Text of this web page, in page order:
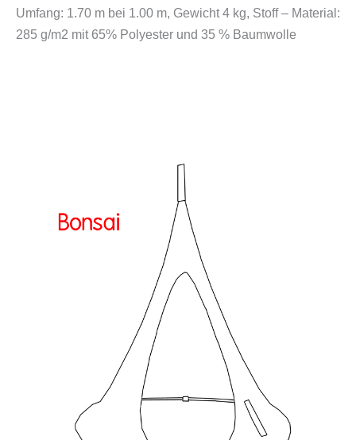
Umfang: 1.70 m bei 1.00 m, Gewicht 4 kg, Stoff – Material:
285 g/m2 mit 65% Polyester und 35 % Baumwolle